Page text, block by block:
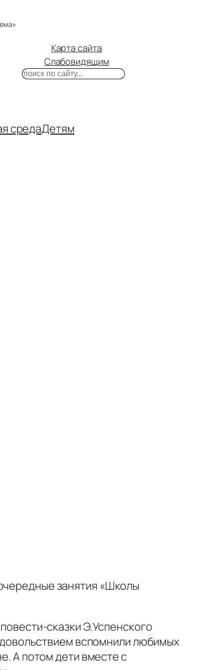
Карта сайта
Слабовидящим
Поиск
средаДетям
занятия «Школы
сказки Э.Успенского
вспомнили любимых
А потом дети вместе с